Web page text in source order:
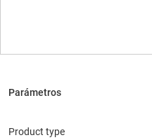
Product type